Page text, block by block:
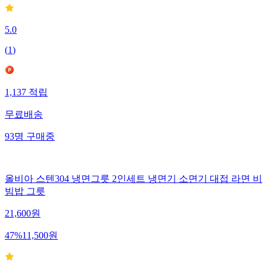
5.0
(1)
1,137 적립
무료배송
93명 구매중
올비아 스텐304 냉면그릇 2인세트 냉면기 소면기 대접 라면 비
빔밥 그릇
21,600원
47%11,500원